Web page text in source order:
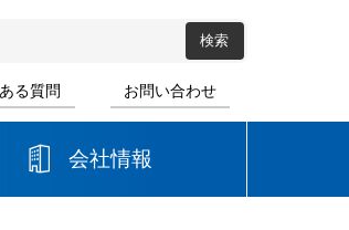
る質問 お問い合わせ
会社情報